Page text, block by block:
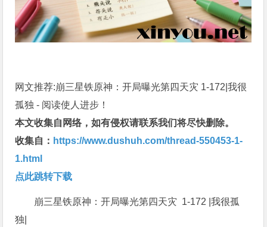
网文推荐:崩三星铁原神：开局曝光第四天灾 1-172|我很
孤独 - 阅读使人进步！
本文收集自网络，如有侵权请联系我们将尽快删除。
收集自： https://www.dushuh.com/thread-550453-1-
1.html
点此跳转下载
崩三星铁原神：开局曝光第四天灾 1-172 |我很孤
独|